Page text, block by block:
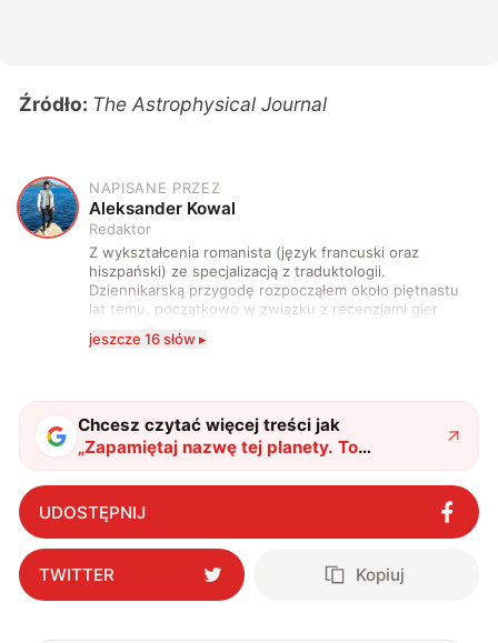
Źródło: The Astrophysical Journal
A
NAPISANE PRZEZ
Aleksander Kowal
Redaktor
Z wykształcenia romanista (język francuski oraz
hiszpański) ze specjalizacją z traduktologii.
Dziennikarską przygodę rozpocząłem około piętnastu
lat temu, początkowo w związku z recenzjami gier
komputerowych i filmów. Obecnie publikuję
zdecydowanie częściej na tematy związane z nauką
także uprawiać oraz oglądać sport.
jeszcze 16 słów ▸
Chcesz czytać więcej treści jak
„Zapamiętaj nazwę tej planety. To
superziemia, na której może istnieć życie"?
UDOSTĘPNIJ
TWITTER Kopiuj